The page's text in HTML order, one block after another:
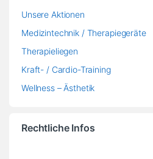
Unsere Aktionen
Medizintechnik / Therapiegeräte
Therapieliegen
Kraft- / Cardio-Training
Wellness – Ästhetik
Rechtliche Infos